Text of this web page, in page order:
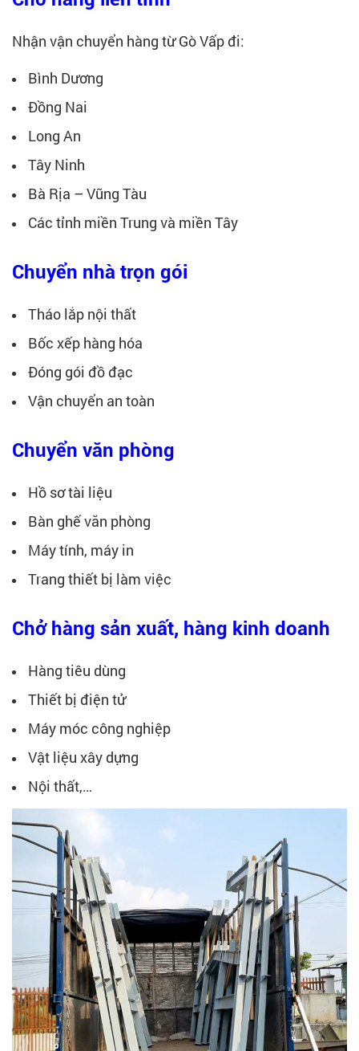
Nhận vận chuyển hàng từ Gò Vấp đi:
Bình Dương
Đồng Nai
Long An
Tây Ninh
Bà Rịa – Vũng Tàu
Các tỉnh miền Trung và miền Tây
Chuyển nhà trọn gói
Tháo lắp nội thất
Bốc xếp hàng hóa
Đóng gói đồ đạc
Vận chuyển an toàn
Chuyển văn phòng
Hồ sơ tài liệu
Bàn ghế văn phòng
Máy tính, máy in
Trang thiết bị làm việc
Chở hàng sản xuất, hàng kinh doanh
Hàng tiêu dùng
Thiết bị điện tử
Máy móc công nghiệp
Vật liệu xây dựng
Nội thất,…